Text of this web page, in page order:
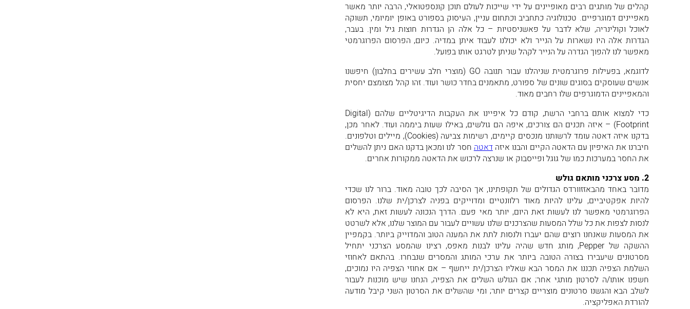
קהלים של מותגים רבים מאופיינים על ידי שייכות לעולם תוכן קונספטואלי, הרבה יותר מאשר
מאפיינים דמוגרפיים. טכנולוגיה כתחביב וכתחום עניין, העיסוק בספורט באופן יומיומי, תשוקה
לאוכל וקולינריה, שלא לדבר על פאשניסטיות – כל אלה הן הגדרות חוצות גיל ומין. בעבר,
הגדרות אלה היו נשארות על הנייר ולא יכולנו לעבוד איתן במדיה. כיום, הפרסום הפרוגרמטי
מאפשר לנו להפוך הגדרה על הנייר לקהל שניתן לטרגט אותו בפועל.
לדוגמא, בפעילות פרוגרמטית שניהלנו עבור תנובה GO (מוצרי חלב עשירים בחלבון) חיפשנו
אנשים שעוסקים בסוגים שונים של ספורט, מתאמנים בחדר כושר ועוד. זהו קהל מצומצם יחסית
והמאפיינים הדמוגרפים שלו רחבים מאוד.
כדי למצוא אותם ברחבי הרשת, קודם כל איפיינו את העקבות הדיגיטליים שלהם (Digital
Footprint) – איזה תכנים הם צורכים, איפה הם גולשים, באילו שעות ביממה ועוד. לאחר מכן,
בדקנו איזה דאטה עומד לרשותנו מנכסים קיימים, רשימות צביעה (Cookies), מיילים וטלפונים.
חיברנו את האיפיון עם הדאטה הקיים והבנו איזהדאטהחסר לנו ומכאן בדקנו האם ניתן להשלים
את החסר במערכות כמו של גוגל ופייסבוק או שנרצה לרכוש את הדאטה ממקורות אחרים.
2. מסע צרכני מותאם גולש
מדובר באחד מהבאזזוורדס הגדולים של תקופתינו, אך הסיבה לכך טובה מאוד. ברור לנו שכדי
להיות אפקטיביים, עלינו להיות מאוד רלוונטיים ומדוייקים בפניה לצרכן/ית שלנו. הפרסום
הפרוגרמטי מאפשר לנו לעשות זאת היום, יותר מאי פעם. הדרך הנכונה לעשות זאת, היא לא
לנסות לצפות את כל שלל המסעות שהצרכנים שלנו עשויים לעבור עם המוצר שלנו, אלא לשרטט
את המסעות שאנחנו רוצים שהם יעברו ולנסות לתת את המענה הטוב והמדוייק ביותר. בקמפיין
ההשקה של Pepper, מותג חדש שהיה עלינו לבנות מאפס, רצינו שהמסע הצרכני יתחיל
מסרטונים שיעבירו בצורה הטובה ביותר את ערכי המותג והמסרים שנבחרו. בהתאם לאחוזי
השלמת הצפיה תכננו את המסר הבא שאליו הצרכן/ית ייחשף – אם אחוזי הצפיה היו נמוכים,
חשפנו אותו/ה לסרטון מותגי אחר; אם הגולש השלים את הצפיה, הנחנו שיש מוכנות לעבור
לשלב הבא והגשנו סרטונים מוצריים קצרים יותר; ומי שהשלים את הסרטון השני קיבל מודעה
להורדת האפליקציה.